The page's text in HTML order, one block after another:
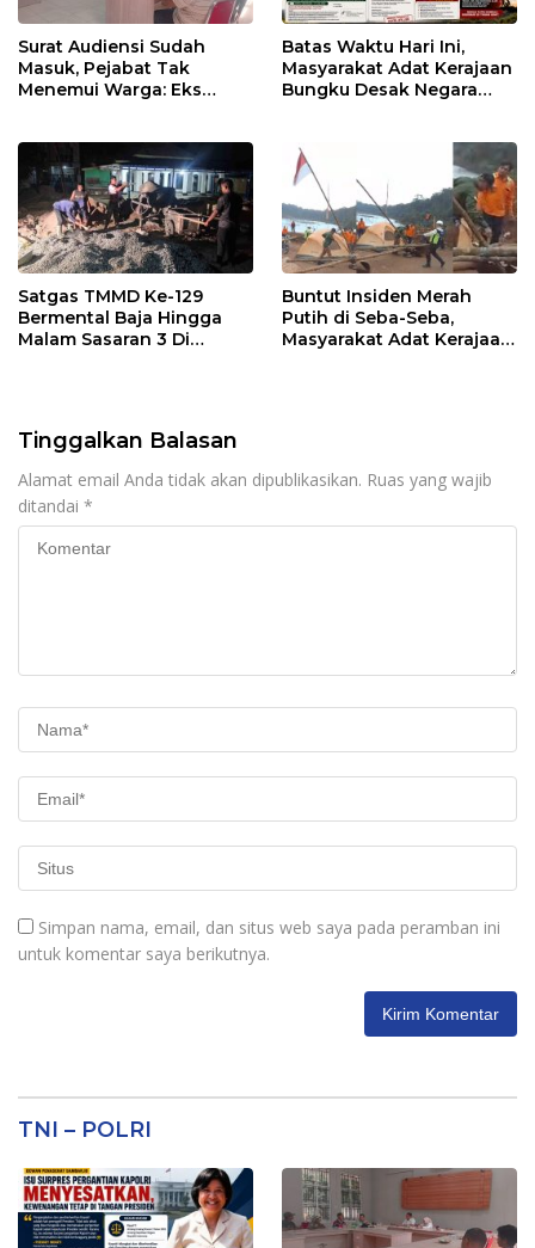
Surat Audiensi Sudah
Masuk, Pejabat Tak
Menemui Warga: Eks
Transmigrasi Luwu Timur
Batas Waktu Hari Ini,
Masyarakat Adat Kerajaan
Bungku Desak Negara
Satgas TMMD Ke-129
Bermental Baja Hingga
Malam Sasaran 3 Di
Buntut Insiden Merah
Putih di Seba-Seba,
Masyarakat Adat Kerajaan
Tinggalkan Balasan
Alamat email Anda tidak akan dipublikasikan. Ruas yang wajib
ditandai *
Simpan nama, email, dan situs web saya pada peramban ini
untuk komentar saya berikutnya.
TNI – POLRI